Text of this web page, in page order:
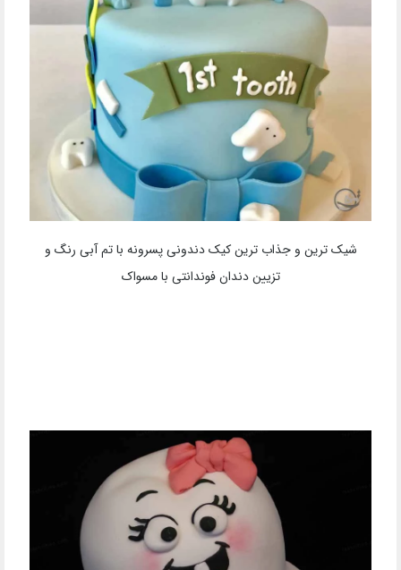
شیک ترین و جذاب ترین کیک دندونی پسرونه با تم آبی رنگ و
تزیین دندان فوندانتی با مسواک